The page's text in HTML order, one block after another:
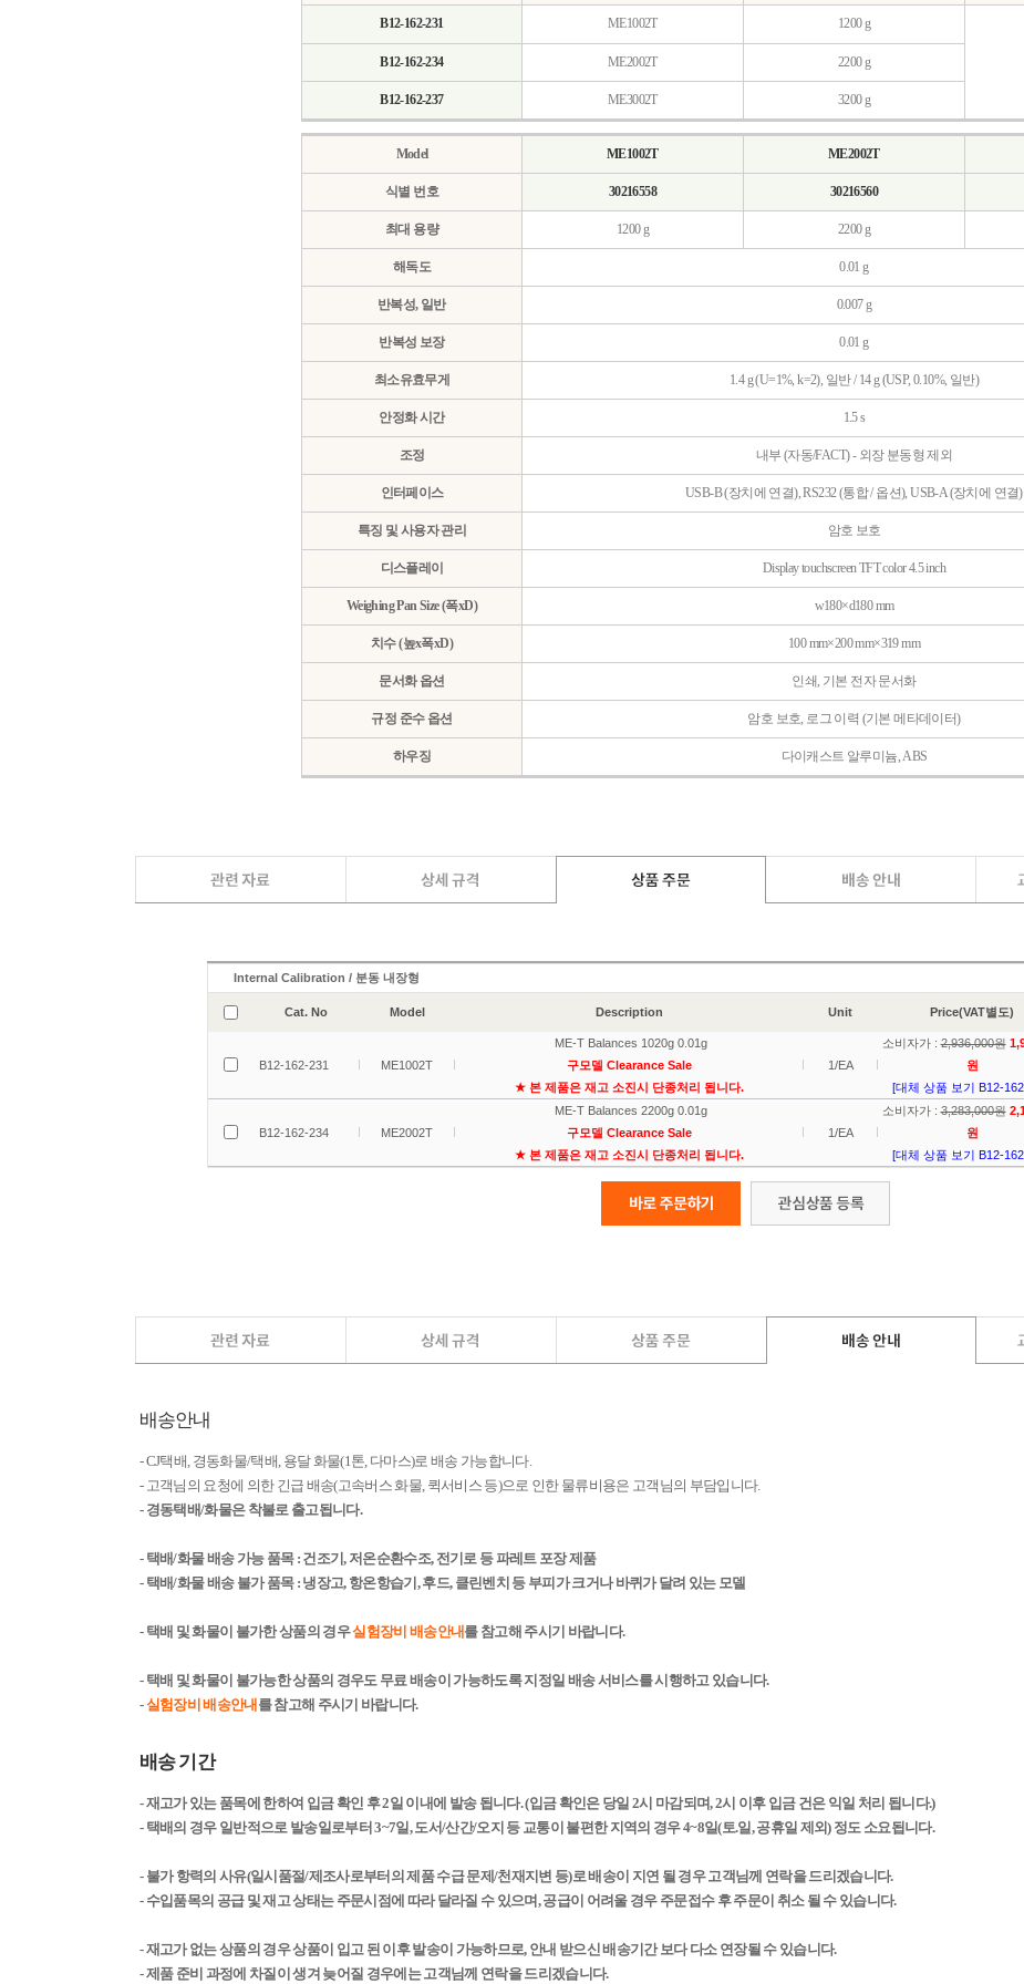
B12-162-231 ME1002T 1200 g
B12-162-234 ME2002T 2200 g
B12-162-237 ME3002T 3200 g
Model ME1002T ME2002T
식별 번호 30216558 30216560
최대 용량 1200 g 2200 g
해독도 0.01 g
반복성, 일반 0.007 g
반복성 보장 0.01 g
최소유효무게 1.4 g (U=1%, k=2), 일반 / 14 g (USP, 0.10%, 일반)
안정화 시간 1.5 s
조정 내부 (자동/FACT) - 외장 분동형 제외
인터페이스 USB-B (장치에 연결), RS232 (통합 / 옵션), USB-A (장치에 연결)
특징 및 사용자 관리 암호 보호
디스플레이 Display touchscreen TFT color 4.5 inch
Weighing Pan Size (폭xD) w180×d180 mm
치수 (높x폭xD) 100 mm×200 mm×319 mm
문서화 옵션 인쇄, 기본 전자 문서화
규정 준수 옵션 암호 보호, 로그 이력 (기본 메타데이터)
하우징 다이캐스트 알루미늄, ABS
배송안내
- CJ택배, 경동화물/택배, 용달 화물(1톤, 다마스)로 배송 가능합니다.
- 고객님의 요청에 의한 긴급 배송(고속버스 화물, 퀵서비스 등)으로 인한 물류비용은 고객님의 부담입니다.
- 경동택배/화물은 착불로 출고됩니다.
- 택배/화물 배송 가능 품목 : 건조기, 저온순환수조, 전기로 등 파레트 포장 제품
- 택배/화물 배송 불가 품목 : 냉장고, 항온항습기, 후드, 클린벤치 등 부피가 크거나 바퀴가 달려 있는 모델
- 택배 및 화물이 불가한 상품의 경우실험장비 배송안내를 참고해 주시기 바랍니다.
- 택배 및 화물이 불가능한 상품의 경우도 무료 배송이 가능하도록 지정일 배송 서비스를 시행하고 있습니다.
-실험장비 배송안내 를 참고해 주시기 바랍니다.
배송 기간
- 재고가 있는 품목에 한하여 입금 확인 후 2일 이내에 발송 됩니다. (입금 확인은 당일 2시 마감되며, 2시 이후 입금 건은 익일 처리 됩니다.)
- 택배의 경우 일반적으로 발송일로부터 3~7일, 도서/산간/오지 등 교통이 불편한 지역의 경우 4~8일(토.일, 공휴일 제외) 정도 소요됩니다.
- 불가 항력의 사유(일시품절/제조사로부터의 제품 수급 문제/천재지변 등)로 배송이 지연 될 경우 고객님께 연락을 드리겠습니다.
- 수입품목의 공급 및 재고 상태는 주문시점에 따라 달라질 수 있으며, 공급이 어려울 경우 주문접수 후 주문이 취소 될 수 있습니다.
- 재고가 없는 상품의 경우 상품이 입고 된 이후 발송이 가능하므로, 안내 받으신 배송기간 보다 다소 연장될 수 있습니다.
- 제품 준비 과정에 차질이 생겨 늦어질 경우에는 고객님께 연락을 드리겠습니다.